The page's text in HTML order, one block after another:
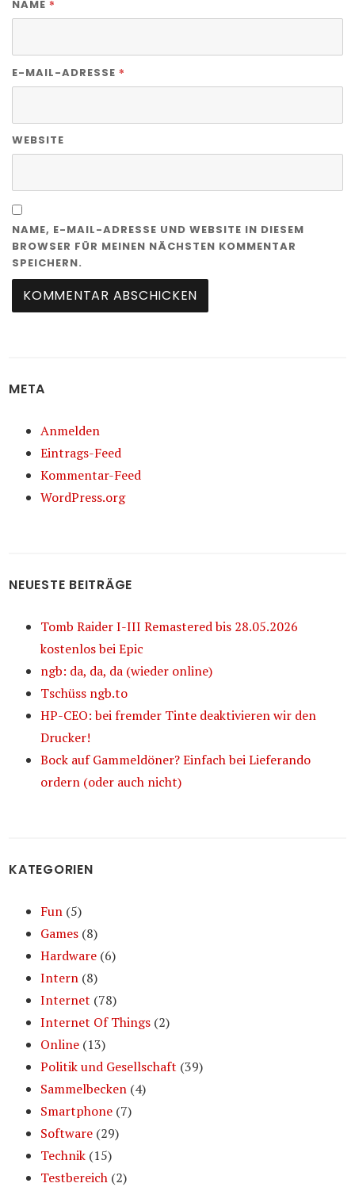
NAME *
E-MAIL-ADRESSE *
WEBSITE
NAME, E-MAIL-ADRESSE UND WEBSITE IN DIESEM
BROWSER FÜR MEINEN NÄCHSTEN KOMMENTAR
SPEICHERN.
META
Anmelden
Eintrags-Feed
Kommentar-Feed
WordPress.org
NEUESTE BEITRÄGE
Tomb Raider I-III Remastered bis 28.05.2026
kostenlos bei Epic
ngb: da, da, da (wieder online)
Tschüss ngb.to
HP-CEO: bei fremder Tinte deaktivieren wir den
Drucker!
Bock auf Gammeldöner? Einfach bei Lieferando
ordern (oder auch nicht)
KATEGORIEN
Fun (5)
Games (8)
Hardware (6)
Intern (8)
Internet (78)
Internet Of Things (2)
Online (13)
Politik und Gesellschaft (39)
Sammelbecken (4)
Smartphone (7)
Software (29)
Technik (15)
Testbereich (2)